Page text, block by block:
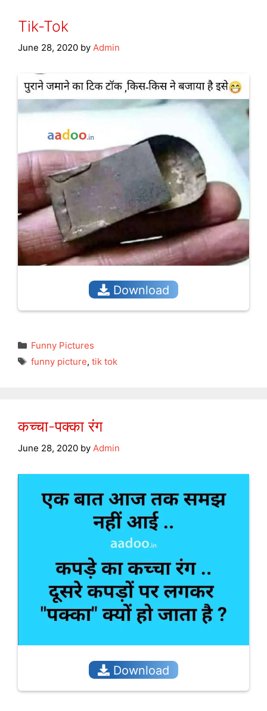
Tik-Tok
June 28, 2020 by Admin
Download
Categories
Funny Pictures
Tags
funny picture, tik tok
कच्चा-पक्का रंग
June 28, 2020 by Admin
Download